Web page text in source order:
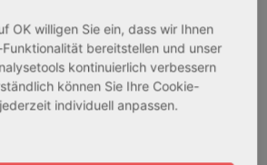
OK willigen Sie ein, dass wir Ihnen
bereitstellen und unser
kontinuierlich verbessern
können Sie Ihre Cookie-
jederzeit individuell anpassen.